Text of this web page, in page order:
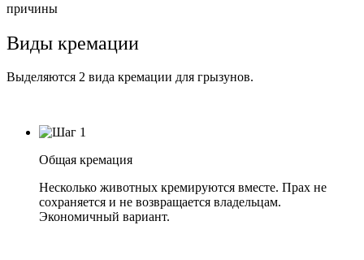
причины
Виды кремации
Выделяются 2 вида кремации для грызунов.
Общая кремация
Несколько животных кремируются вместе. Прах не
сохраняется и не возвращается владельцам.
Экономичный вариант.